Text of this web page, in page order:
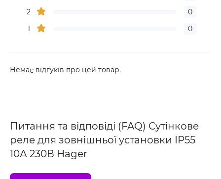
2
0
1
0
Немає відгуків про цей товар.
Питання та відповіді (FAQ) Сутінкове
реле для зовнішньої установки IP55
10А 230В Hager